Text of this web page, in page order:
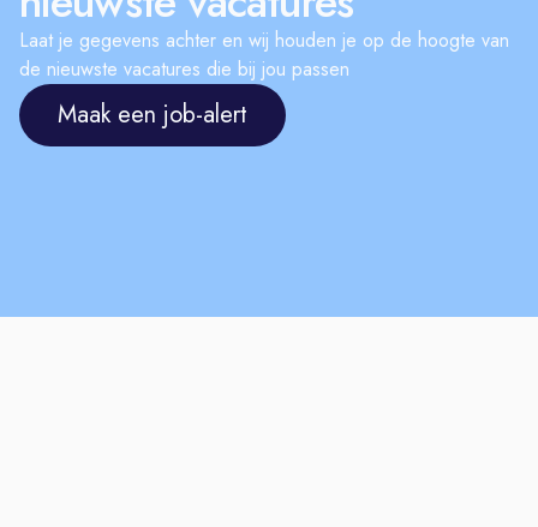
Laat je gegevens achter en wij houden je op de hoogte van
de nieuwste vacatures die bij jou passen
Maak een job-alert